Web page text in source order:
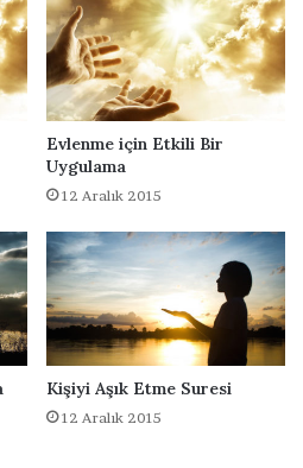
Evlenme için Etkili Bir
Uygulama
12 Aralık 2015
Kişiyi Aşık Etme Suresi
12 Aralık 2015